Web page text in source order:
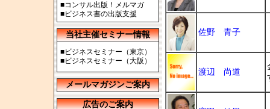
■コンサル出版！メルマガ
■ビジネス書の出版支援
当社主催セミナー情報
■ビジネスセミナー（東京）
■ビジネスセミナー（大阪）
メールマガジンご案内
広告のご案内
佐野 青子
渡辺 尚道